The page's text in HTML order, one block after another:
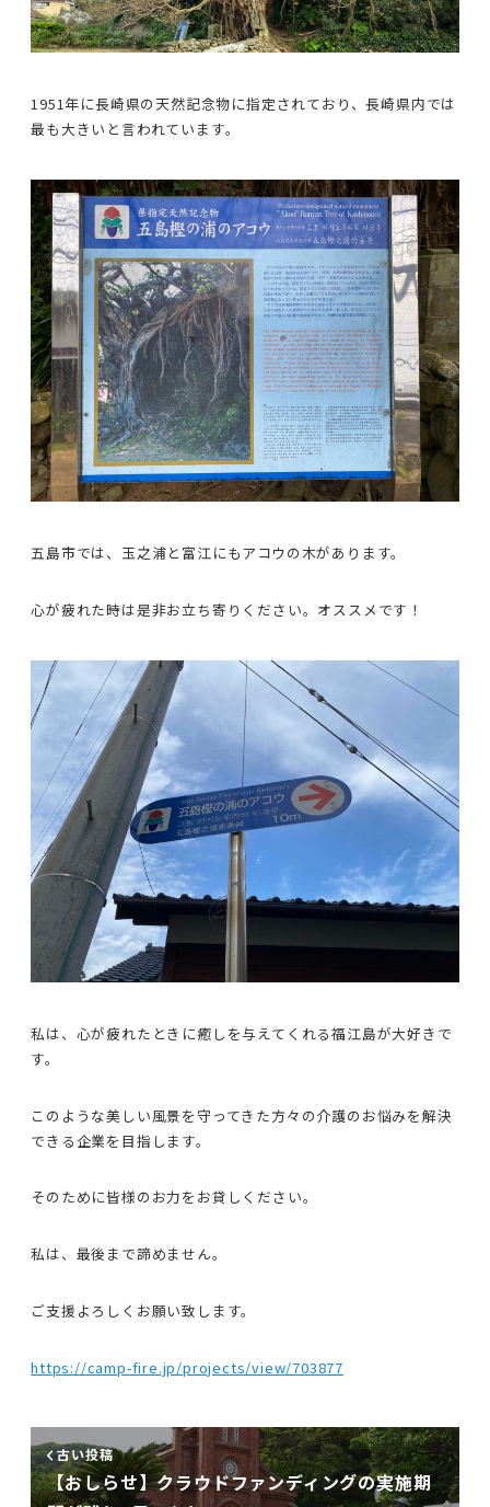
1951年に長崎県の天然記念物に指定されており、長崎県内では
最も大きいと言われています。
五島市では、玉之浦と富江にもアコウの木があります。
心が疲れた時は是非お立ち寄りください。オススメです！
私は、心が疲れたときに癒しを与えてくれる福江島が大好きで
す。
このような美しい風景を守ってきた方々の介護のお悩みを解決
できる企業を目指します。
そのために皆様のお力をお貸しください。
私は、最後まで諦めません。
ご支援よろしくお願い致します。
https://camp-fire.jp/projects/view/703877
古い投稿
【おしらせ】クラウドファンディングの実施期